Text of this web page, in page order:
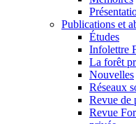
Publications et
Études
Infolettre
La forêt
Nouvelles
Réseaux
Revue de
Revue